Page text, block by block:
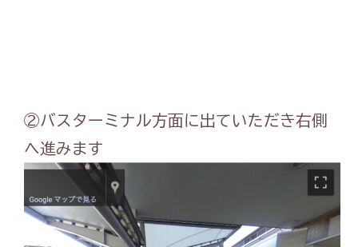
②バスターミナル方面に出ていただき右側
へ進みます